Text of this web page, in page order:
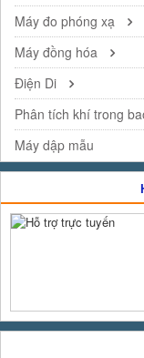
Máy đo phóng xạ
Máy đồng hóa
Điện Di
Phân tích khí trong
Máy dập mẫu